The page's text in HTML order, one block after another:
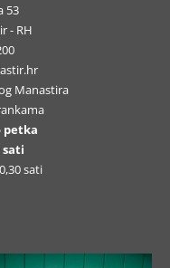
53
- RH
Manastira
petka
sati
sati